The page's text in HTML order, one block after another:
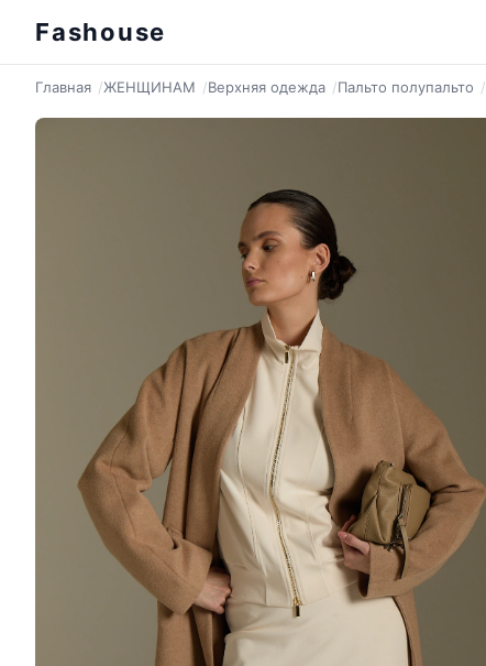
Fashouse
Главная ЖЕНЩИНАМ Верхняя одежда Пальто полупальто